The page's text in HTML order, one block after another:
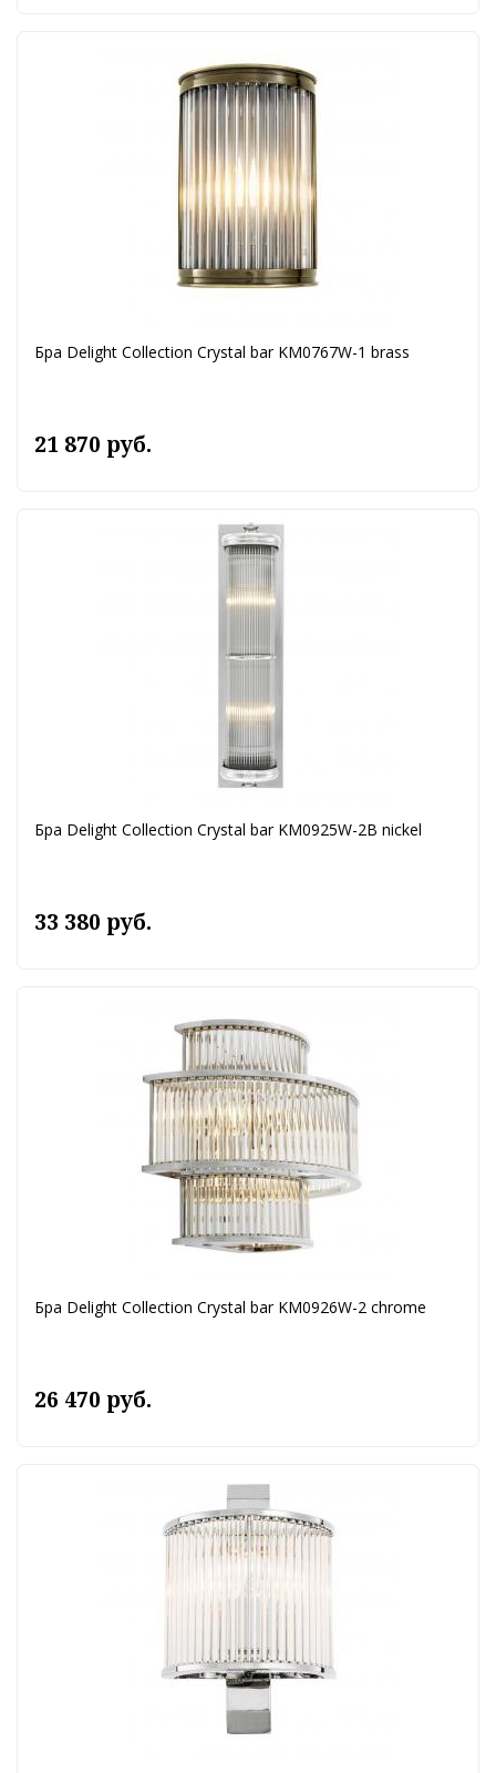
Бра Delight Collection Crystal bar KM0767W-1 brass
21 870 руб.
Бра Delight Collection Crystal bar KM0925W-2B nickel
33 380 руб.
Бра Delight Collection Crystal bar KM0926W-2 chrome
26 470 руб.